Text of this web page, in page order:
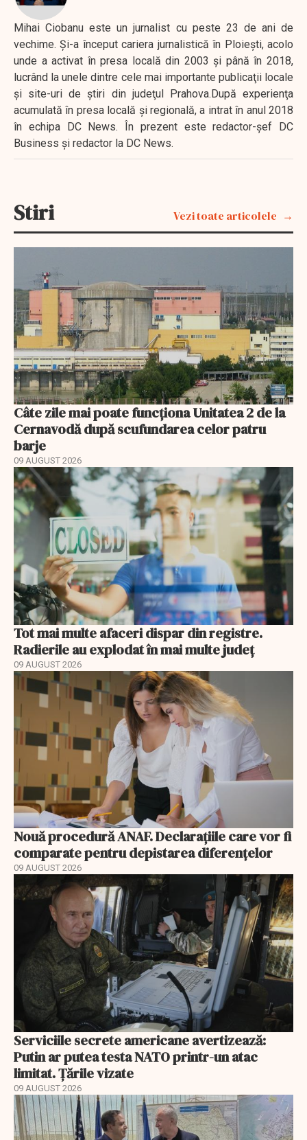
Mihai Ciobanu este un jurnalist cu peste 23 de ani de
vechime. Şi-a început cariera jurnalistică în Ploieşti, acolo
unde a activat în presa locală din 2003 şi până în 2018,
lucrând la unele dintre cele mai importante publicaţii locale
şi site-uri de ştiri din judeţul Prahova.După experienţa
acumulată în presa locală şi regională, a intrat în anul 2018
în echipa DC News. În prezent este redactor-şef DC
Business şi redactor la DC News.
Stiri Vezi toate articolele
Câte zile mai poate funcționa Unitatea 2 de la
Cernavodă după scufundarea celor patru
barje
09 AUGUST 2026
Tot mai multe afaceri dispar din registre.
Radierile au explodat în mai multe județ
09 AUGUST 2026
Nouă procedură ANAF. Declarațiile care vor fi
comparate pentru depistarea diferențelor
09 AUGUST 2026
Serviciile secrete americane avertizează:
Putin ar putea testa NATO printr-un atac
limitat. Țările vizate
09 AUGUST 2026